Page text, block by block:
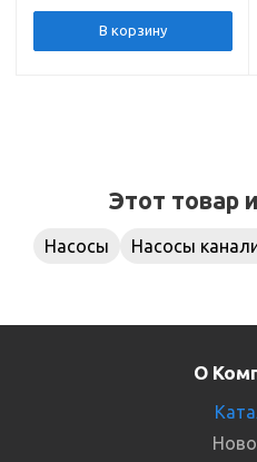
В корзину
Этот товар
Насосы Насосы
О